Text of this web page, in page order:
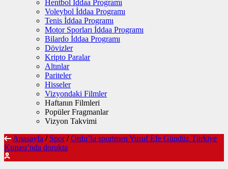
Hentbol İddaa Programı
Voleybol İddaa Programı
Tenis İddaa Programı
Motor Sporları İddaa Programı
Bilardo İddaa Programı
Dövizler
Kripto Paralar
Altınlar
Pariteler
Hisseler
Vizyondaki Filmler
Haftanın Filmleri
Popüler Fragmanlar
Vizyon Takvimi
Anasayfa / Spor / Ordu’lu sportmen Yusuf Efe Gündüz Türkiye
Kupası’nda dorukta